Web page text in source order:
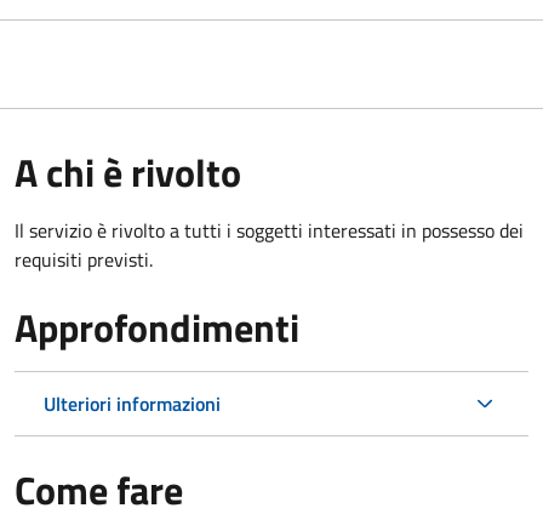
A chi è rivolto
Il servizio è rivolto a tutti i soggetti interessati in possesso dei
requisiti previsti.
Approfondimenti
Ulteriori informazioni
Come fare